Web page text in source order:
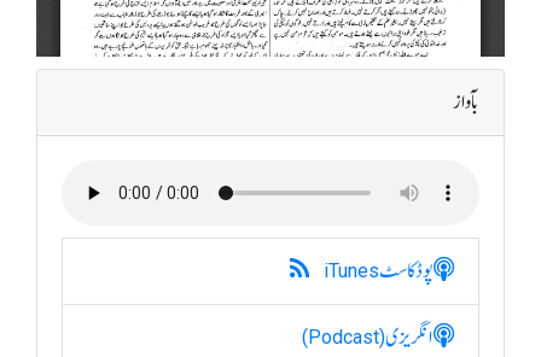
بآواز
پوڈکاسٹiTunes
انگریزی(Podcast)